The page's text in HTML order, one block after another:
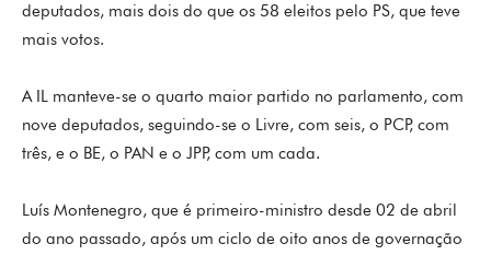
deputados, mais dois do que os 58 eleitos pelo PS, que teve
mais votos.
A IL manteve-se o quarto maior partido no parlamento, com
nove deputados, seguindo-se o Livre, com seis, o PCP, com
três, e o BE, o PAN e o JPP, com um cada.
Luís Montenegro, que é primeiro-ministro desde 02 de abril
do ano passado, após um ciclo de oito anos de governação